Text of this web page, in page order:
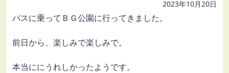
2023年10月20日
バスに乗ってＢＧ公園に行ってきました。
前日から、楽しみで楽しみで。
本当ににうれしかったようです。